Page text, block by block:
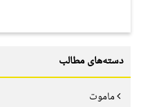
دسته‌های مطالب
ماموت